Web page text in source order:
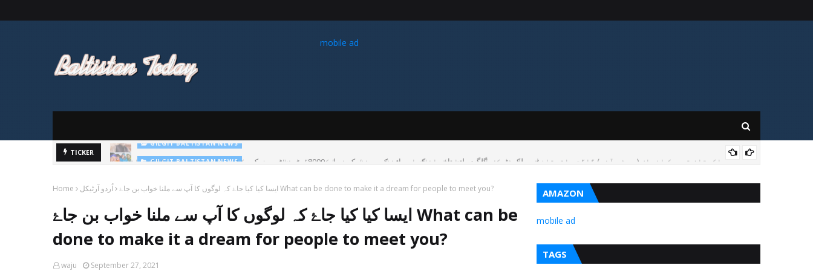
mobile ad
TICKER
Home اُردو آرٹیکل ایسا کیا کیا جاۓ کہ لوگوں کا آپ سے ملنا خواب بن جاۓ What can be done to make it a dream for people to meet you?
ایسا کیا کیا جاۓ کہ لوگوں کا آپ سے ملنا خواب بن جاۓ What can be
done to make it a dream for people to meet you?
waju September 27, 2021
AMAZON
mobile ad
TAGS